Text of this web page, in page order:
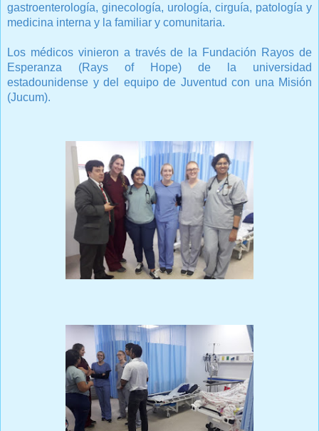
gastroenterología, ginecología, urología, cirguía, patología y
medicina interna y la familiar y comunitaria.
Los médicos vinieron a través de la Fundación Rayos de
Esperanza (Rays of Hope) de la universidad
estadounidense y del equipo de Juventud con una Misión
(Jucum).